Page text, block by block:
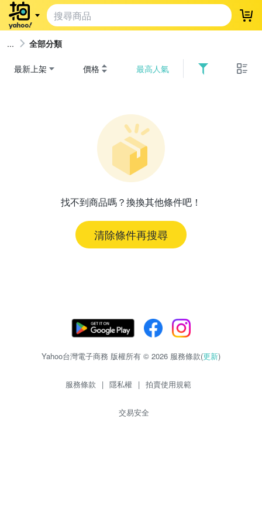
登
全部分類
最新上架 價格 最高人氣
找不到商品嗎？換換其他條件吧！
清除條件再搜尋
Yahoo台灣電子商務 版權所有 © 2026 服務條款(更新)
服務條款 | 隱私權 | 拍賣使用規範
交易安全